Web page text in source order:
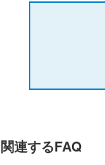
関連するFAQ